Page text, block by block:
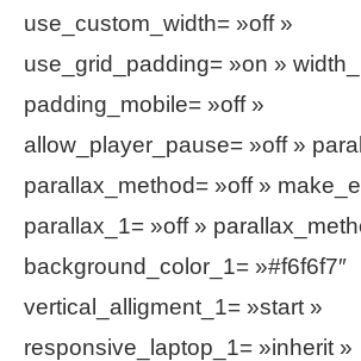
use_custom_width= »off »
use_grid_padding= »on »
padding_mobile= »off »
allow_player_pause= »off »
parallax_method= »off »
parallax_1= »off »
background_color_1= »#f6f6f7″
vertical_alligment_1= »start »
responsive_laptop_1= »inherit »